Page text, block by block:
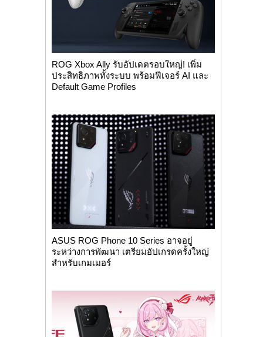
ROG Xbox Ally รับอัปเดตรอบใหญ่! เพิ่ม
ประสิทธิภาพทั้งระบบ พร้อมฟีเจอร์ AI และ
Default Game Profiles
ASUS ROG Phone 10 Series อาจอยู่
ระหว่างการพัฒนา เตรียมอัปเกรดครั้งใหญ่
สำหรับเกมเมอร์